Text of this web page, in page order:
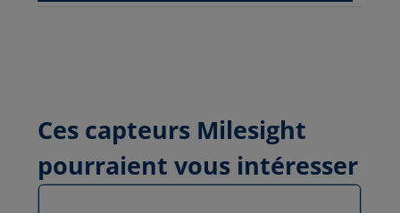
Ces capteurs Milesight
pourraient vous intéresser